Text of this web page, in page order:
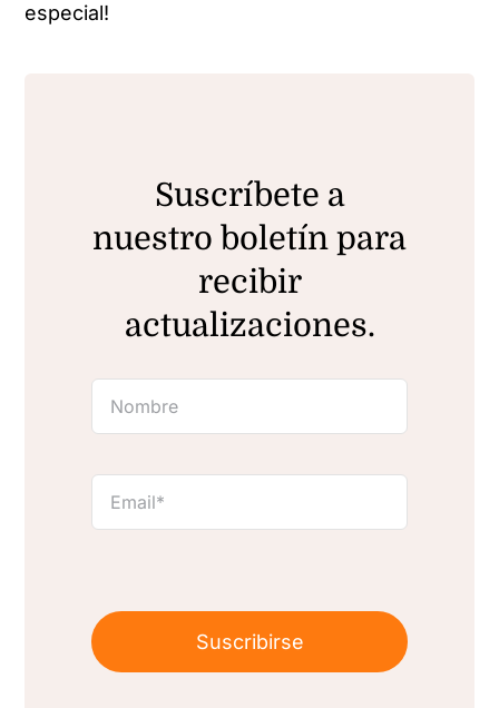
especial!
Suscríbete a
nuestro boletín para
recibir
actualizaciones.
Suscribirse